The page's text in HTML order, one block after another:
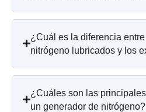
¿Cuál es la diferencia
nitrógeno lubricados y los
¿Cuáles son las
un generador de nitrógeno?